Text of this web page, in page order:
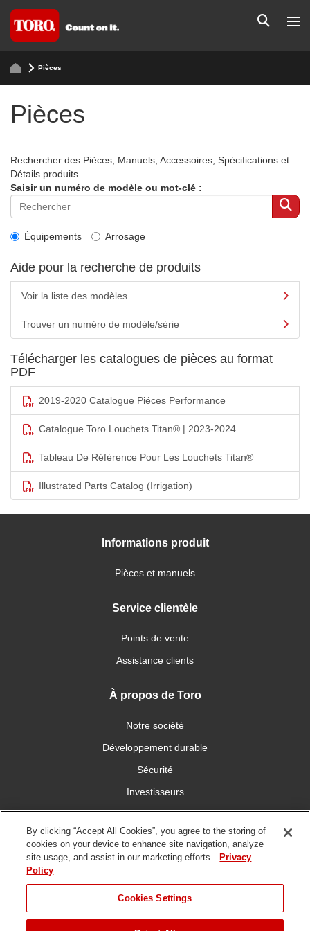
Pièces
Pièces
Rechercher des Pièces, Manuels, Accessoires, Spécifications et
Détails produits
Saisir un numéro de modèle ou mot-clé :
Équipements Arrosage
Aide pour la recherche de produits
Voir la liste des modèles
Trouver un numéro de modèle/série
Télécharger les catalogues de pièces au format
PDF
2019-2020 Catalogue Piéces Performance
Catalogue Toro Louchets Titan® | 2023-2024
Tableau De Référence Pour Les Louchets Titan®
Illustrated Parts Catalog (Irrigation)
Informations produit
Pièces et manuels
Service clientèle
Points de vente
Assistance clients
À propos de Toro
Notre société
Développement durable
Sécurité
Investisseurs
Carrières
Connectez-vous avec nous
By clicking “Accept All Cookies”, you agree to the storing of
cookies on your device to enhance site navigation, analyze
site usage, and assist in our marketing efforts.
Privacy
Policy
Cookies Settings